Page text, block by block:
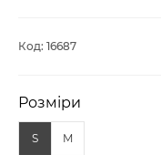
Код: 16687
Розміри
S M